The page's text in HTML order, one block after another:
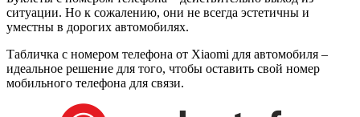
ситуации. Но к сожалению, они не всегда эстетичны и
уместны в дорогих автомобилях.
Табличка с номером телефона от Xiaomi для автомобиля –
идеальное решение для того, чтобы оставить свой номер
мобильного телефона для связи.